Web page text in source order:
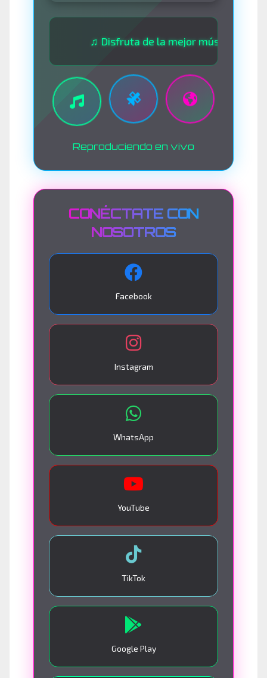
♫ Disfruta de la mejor música las 24
Reproduciendo en vivo
CONÉCTATE CON
NOSOTROS
Facebook
Instagram
WhatsApp
YouTube
TikTok
Google Play